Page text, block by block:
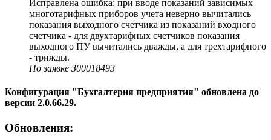
Исправлена ошибка: при вводе показаний зависимых
многотарифных приборов учета неверно вычитались
показания выходного счетчика из показаний входного
счетчика - для двухтарифных счетчиков показания
выходного ПУ вычитались дважды, а для трехтарифного
- трижды.
По заявке З00018493
Конфигурация "Бухгалтерия предприятия" обновлена до
версии 2.0.66.29.
Обновления: